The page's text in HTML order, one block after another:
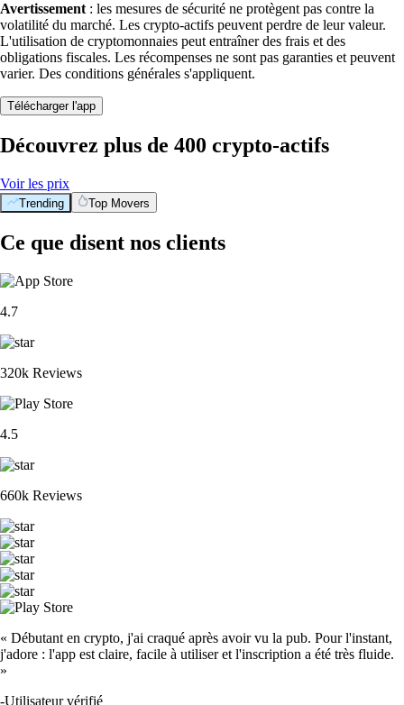
Avertissement : les mesures de sécurité ne protègent pas contre la
volatilité du marché. Les crypto-actifs peuvent perdre de leur valeur.
L'utilisation de cryptomonnaies peut entraîner des frais et des
obligations fiscales. Les récompenses ne sont pas garanties et peuvent
varier. Des conditions générales s'appliquent.
Télécharger l'app
Découvrez plus de 400 crypto-actifs
Voir les prix
Trending Top Movers
Ce que disent nos clients
4.7
320k Reviews
4.5
660k Reviews
« Débutant en crypto, j'ai craqué après avoir vu la pub. Pour l'instant,
j'adore : l'app est claire, facile à utiliser et l'inscription a été très fluide.
»
-Utilisateur vérifié